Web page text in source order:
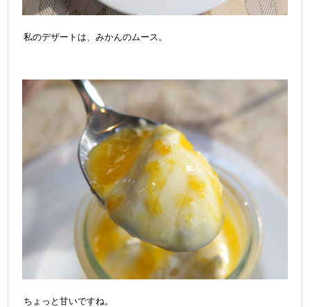
私のデザートは、みかんのムース。
ちょっと甘いですね。